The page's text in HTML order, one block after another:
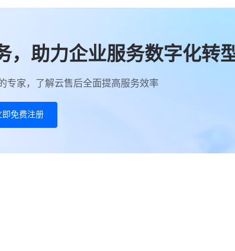
，助力企业服务数字化转
专家，了解云售后全面提高服务效率
即免费注册